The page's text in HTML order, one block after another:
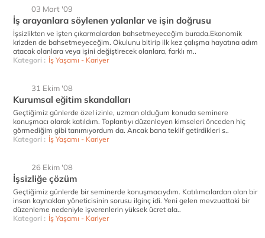
03 Mart '09
İş arayanlara söylenen yalanlar ve işin doğrusu
İşsizlikten ve işten çıkarmalardan bahsetmeyeceğim burada.Ekonomik
krizden de bahsetmeyeceğim. Okulunu bitirip ilk kez çalışma hayatına adım
atacak olanlara veya işini değiştirecek olanlara, farklı m..
Kategori : İş Yaşamı - Kariyer
31 Ekim '08
Kurumsal eğitim skandalları
Geçtiğimiz günlerde özel izinle, uzman olduğum konuda seminere
konuşmacı olarak katıldım. Toplantıyı düzenleyen kimseleri önceden hiç
görmediğim gibi tanımıyordum da. Ancak bana teklif getirdikleri s..
Kategori : İş Yaşamı - Kariyer
26 Ekim '08
İşsizliğe çözüm
Geçtiğimiz günlerde bir seminerde konuşmacıydım. Katılımcılardan olan bir
insan kaynakları yöneticisinin sorusu ilginç idi. Yeni gelen mevzuattaki bir
düzenleme nedeniyle işverenlerin yüksek ücret ala..
Kategori : İş Yaşamı - Kariyer